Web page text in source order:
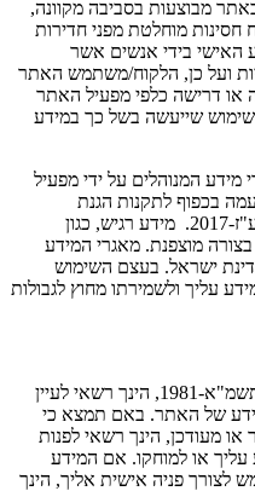
מבוצעות בסביבה מקוונה,
מוחלטת מפני חדירות
בידי אנשים אשר
ועל כן, הלקוח/משתמש האתר
או דרישה כלפי מפעיל האתר
שייעשה בשל כך במידע
מידע המנוהלים על ידי מפעיל
בכפוף לתקנות הגנת
הפרטיות (אבטחת מידע), התשע"ז-2017. מידע רגיש, כגון
מוצפנת. מאגרי המידע
ישראל. בעצם השימוש
עליך ולשמירתו מחוץ לגבולות
5.1. לפי חוק הגנת הפרטיות, התשמ"א-1981, הינך רשאי לעיין
של האתר. באם תמצא כי
או מעודכן, הינך רשאי לפנות
או למוחקו. אם המידע
פניה אישית אליך, הינך